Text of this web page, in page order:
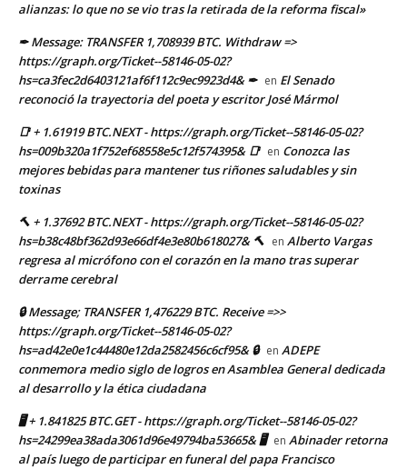
alianzas: lo que no se vio tras la retirada de la reforma fiscal»
✒ Message: TRANSFER 1,708939 BTC. Withdraw =>
https://graph.org/Ticket--58146-05-02?
hs=ca3fec2d6403121af6f112c9ec9923d4& ✒ en El Senado
reconoció la trayectoria del poeta y escritor José Mármol
📑 + 1.61919 BTC.NEXT - https://graph.org/Ticket--58146-05-02?
hs=009b320a1f752ef68558e5c12f574395& 📑 en Conozca las
mejores bebidas para mantener tus riñones saludables y sin
toxinas
🔨 + 1.37692 BTC.NEXT - https://graph.org/Ticket--58146-05-02?
hs=b38c48bf362d93e66df4e3e80b618027& 🔨 en Alberto Vargas
regresa al micrófono con el corazón en la mano tras superar
derrame cerebral
🔒 Message; TRANSFER 1,476229 BTC. Receive =>>
https://graph.org/Ticket--58146-05-02?
hs=ad42e0e1c44480e12da2582456c6cf95& 🔒 en ADEPE
conmemora medio siglo de logros en Asamblea General dedicada
al desarrollo y la ética ciudadana
🖥 + 1.841825 BTC.GET - https://graph.org/Ticket--58146-05-02?
hs=24299ea38ada3061d96e49794ba53665& 🖥 en Abinader retorna
al país luego de participar en funeral del papa Francisco